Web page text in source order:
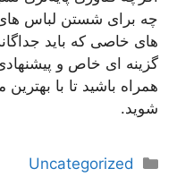
چه برای شستن لباس
های خاصی که باید
گزینه ای خاص و
همراه باشید تا با
شوید.
دسته‌ها
Uncategorized